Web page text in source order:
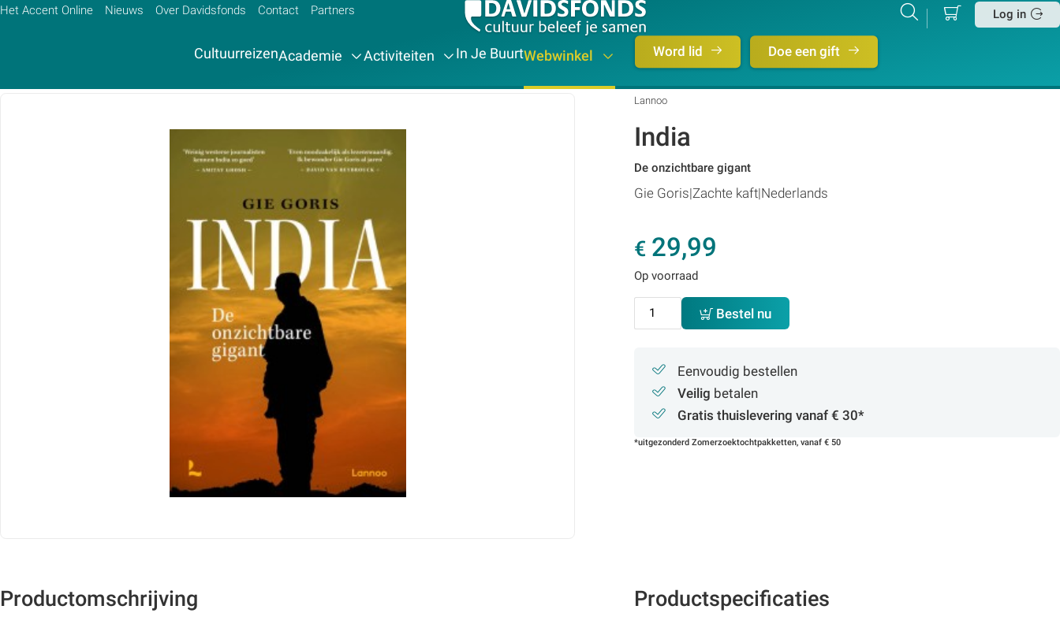
Het Accent Online Nieuws Over Davidsfonds Contact Partners Zoeken
Mijn
winkelmand
BetalenLog in
CultuurreizenAcademie Activiteiten In Je BuurtWebwinkel Word lid Doe een gift
Lannoo
India
De onzichtbare gigant
Gie Goris Zachte kaft Nederlands
€ 29,99
Op voorraad
Bestel nu
Eenvoudig bestellen
Veilig betalen
Gratis thuislevering vanaf € 30*
*uitgezonderd Zomerzoektochtpakketten, vanaf € 50
Productomschrijving Productspecificaties